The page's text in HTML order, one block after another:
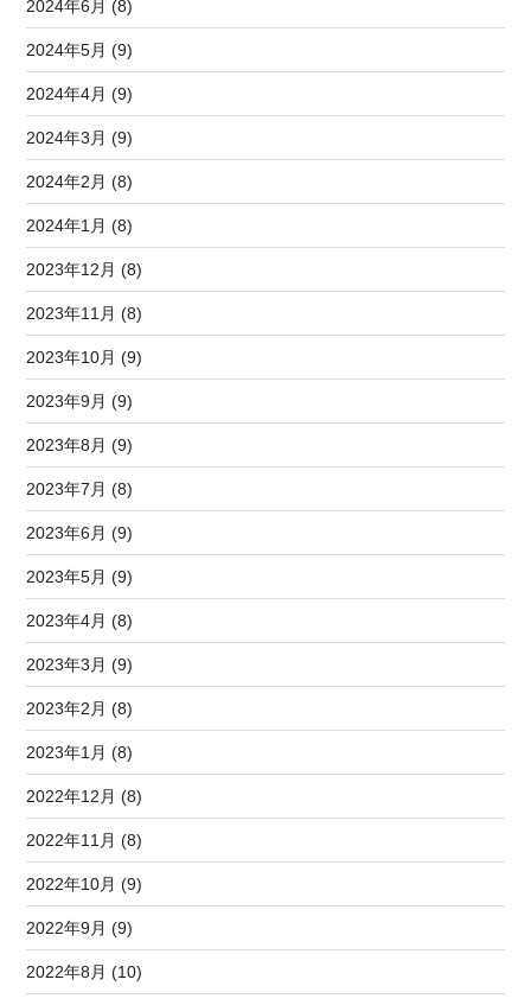
2024年6月 (8)
2024年5月 (9)
2024年4月 (9)
2024年3月 (9)
2024年2月 (8)
2024年1月 (8)
2023年12月 (8)
2023年11月 (8)
2023年10月 (9)
2023年9月 (9)
2023年8月 (9)
2023年7月 (8)
2023年6月 (9)
2023年5月 (9)
2023年4月 (8)
2023年3月 (9)
2023年2月 (8)
2023年1月 (8)
2022年12月 (8)
2022年11月 (8)
2022年10月 (9)
2022年9月 (9)
2022年8月 (10)